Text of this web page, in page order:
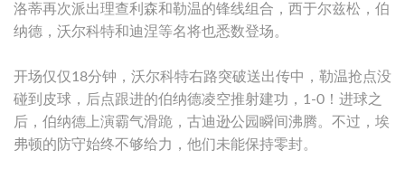
洛蒂再次派出理查利森和勒温的锋线组合，西于尔兹松，伯
纳德，沃尔科特和迪涅等名将也悉数登场。
开场仅仅18分钟，沃尔科特右路突破送出传中，勒温抢点没
碰到皮球，后点跟进的伯纳德凌空推射建功，1-0！进球之
后，伯纳德上演霸气滑跪，古迪逊公园瞬间沸腾。不过，埃
弗顿的防守始终不够给力，他们未能保持零封。